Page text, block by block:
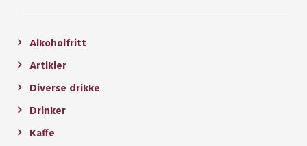
Alkoholfritt
Artikler
Diverse drikke
Drinker
Kaffe